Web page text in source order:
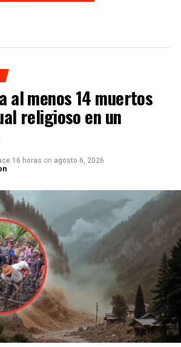
al menos 14 muertos
religioso en un
16 horas on agosto 6, 2026